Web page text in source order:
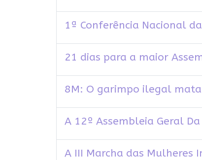
1ª Conferência Nacional
21 dias para a maior
8M: O garimpo ilegal
A 12º Assembleia Geral
A III Marcha das Mulheres